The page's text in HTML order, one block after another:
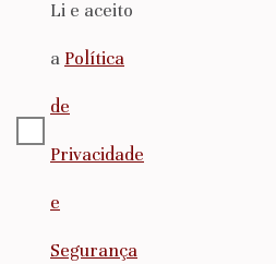
Li e aceito
a Política
de
Privacidade
e
Segurança